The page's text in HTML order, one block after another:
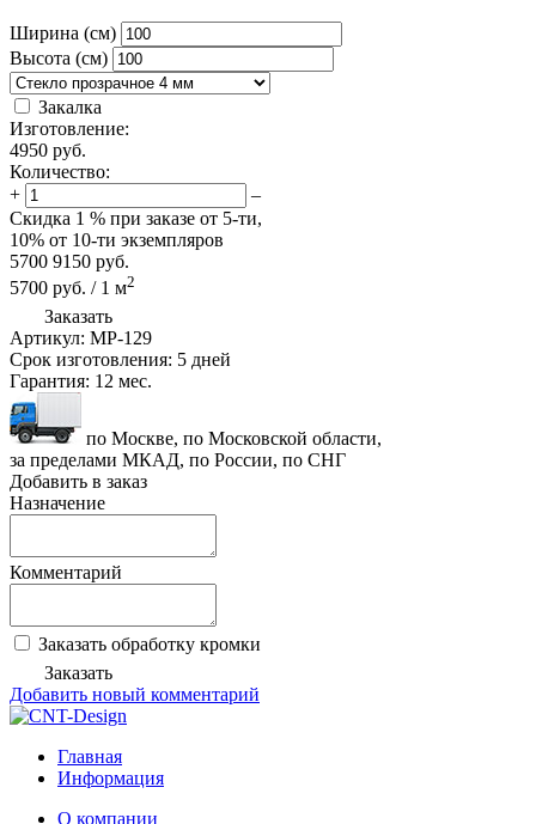
Ширина (см)
Высота (см)
Закалка
Изготовление:
4950 руб.
Количество:
+
–
Скидка 1 % при заказе от 5-ти,
10% от 10-ти экземпляров
5700 9150 руб.
5700 руб. / 1 м2
Заказать
Артикул: MP-129
Срок изготовления: 5 дней
Гарантия: 12 мес.
по Москве, по Московской области,
за пределами МКАД, по России, по СНГ
Добавить в заказ
Назначение
Комментарий
Заказать обработку кромки
Заказать
Добавить новый комментарий
Главная
Информация
О компании